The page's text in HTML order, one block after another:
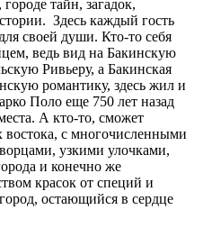
тайн, загадок,
Здесь каждый гость
своей души. Кто-то себя
ведь вид на Бакинскую
Ривьеру, а Бакинская
романтику, здесь жил и
Поло еще 750 лет назад
А кто-то, сможет
востока, с многочисленными
узкими улочками,
и конечно же
красок от специй и
остающийся в сердце